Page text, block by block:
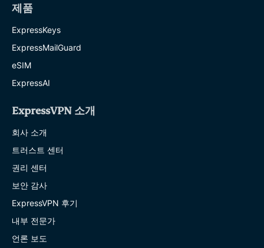
제품
ExpressKeys
ExpressMailGuard
eSIM
ExpressAI
ExpressVPN 소개
회사 소개
트러스트 센터
권리 센터
보안 감사
ExpressVPN 후기
내부 전문가
언론 보도